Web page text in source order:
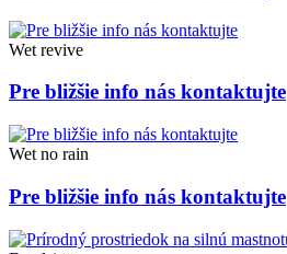
Wet revive
Pre bližšie info nás kontaktujte
Wet no rain
Pre bližšie info nás kontaktujte